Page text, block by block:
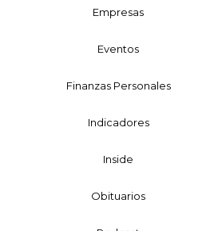
Empresas
Eventos
Finanzas Personales
Indicadores
Inside
Obituarios